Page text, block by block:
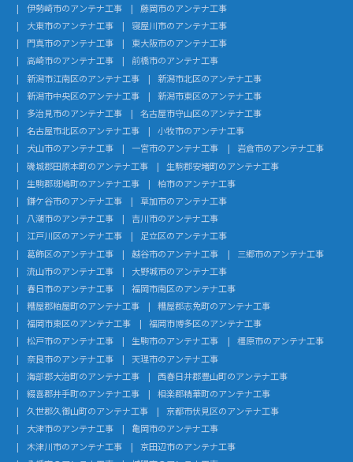
伊勢崎市のアンテナ工事
藤岡市のアンテナ工事
大東市のアンテナ工事
寝屋川市のアンテナ工事
門真市のアンテナ工事
東大阪市のアンテナ工事
高崎市のアンテナ工事
前橋市のアンテナ工事
新潟市江南区のアンテナ工事
新潟市北区のアンテナ工事
新潟市中央区のアンテナ工事
新潟市東区のアンテナ工事
多治見市のアンテナ工事
名古屋市守山区のアンテナ工事
名古屋市北区のアンテナ工事
小牧市のアンテナ工事
犬山市のアンテナ工事
一宮市のアンテナ工事
岩倉市のアンテナ工事
磯城郡田原本町のアンテナ工事
生駒郡安堵町のアンテナ工事
生駒郡斑鳩町のアンテナ工事
柏市のアンテナ工事
鎌ケ谷市のアンテナ工事
草加市のアンテナ工事
八潮市のアンテナ工事
吉川市のアンテナ工事
江戸川区のアンテナ工事
足立区のアンテナ工事
葛飾区のアンテナ工事
越谷市のアンテナ工事
三郷市のアンテナ工事
流山市のアンテナ工事
大野城市のアンテナ工事
春日市のアンテナ工事
福岡市南区のアンテナ工事
糟屋郡粕屋町のアンテナ工事
糟屋郡志免町のアンテナ工事
福岡市東区のアンテナ工事
福岡市博多区のアンテナ工事
松戸市のアンテナ工事
生駒市のアンテナ工事
橿原市のアンテナ工事
奈良市のアンテナ工事
天理市のアンテナ工事
海部郡大治町のアンテナ工事
西春日井郡豊山町のアンテナ工事
綴喜郡井手町のアンテナ工事
相楽郡精華町のアンテナ工事
久世郡久御山町のアンテナ工事
京都市伏見区のアンテナ工事
大津市のアンテナ工事
亀岡市のアンテナ工事
木津川市のアンテナ工事
京田辺市のアンテナ工事